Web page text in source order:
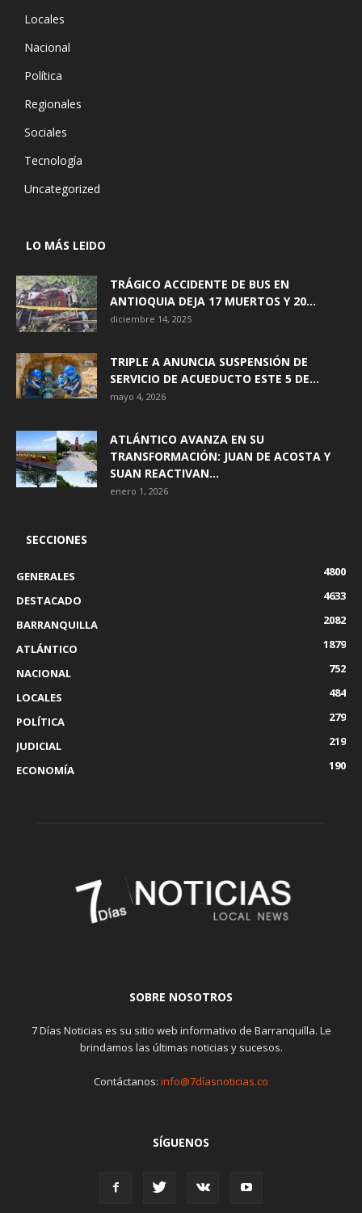
Locales
Nacional
Política
Regionales
Sociales
Tecnología
Uncategorized
LO MÁS LEIDO
TRÁGICO ACCIDENTE DE BUS EN
ANTIOQUIA DEJA 17 MUERTOS Y 20...
diciembre 14, 2025
TRIPLE A ANUNCIA SUSPENSIÓN DE
SERVICIO DE ACUEDUCTO ESTE 5 DE...
mayo 4, 2026
ATLÁNTICO AVANZA EN SU
TRANSFORMACIÓN: JUAN DE ACOSTA Y
SUAN REACTIVAN...
enero 1, 2026
SECCIONES
GENERALES
4800
DESTACADO
4633
BARRANQUILLA
2082
ATLÁNTICO
1879
NACIONAL
752
LOCALES
484
POLÍTICA
279
JUDICIAL
219
ECONOMÍA
190
SOBRE NOSOTROS
7 Días Noticias es su sitio web informativo de Barranquilla. Le
brindamos las últimas noticias y sucesos.
Contáctanos: info@7díasnoticias.co
SÍGUENOS